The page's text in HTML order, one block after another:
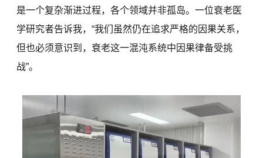
是一个复杂渐进过程，各个领域并非孤岛。一位衰老医
学研究者告诉我，“我们虽然仍在追求严格的因果关系，
但也必须意识到，衰老这一混沌系统中因果律备受挑
战”。